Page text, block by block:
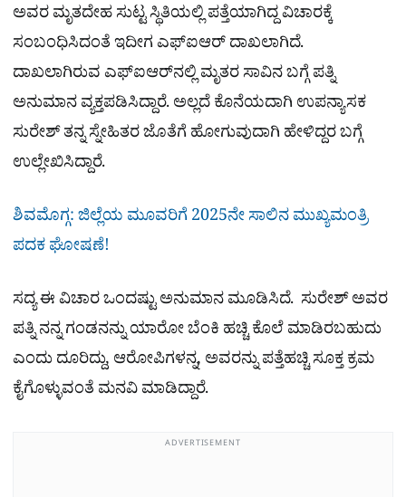
ಅವರ ಮೃತದೇಹ ಸುಟ್ಟ ಸ್ಥಿತಿಯಲ್ಲಿ ಪತ್ತೆಯಾಗಿದ್ದ ವಿಚಾರಕ್ಕೆ
ಸಂಬಂಧಿಸಿದಂತೆ ಇದೀಗ ಎಫ್​ಐಆರ್ ದಾಖಲಾಗಿದೆ.
ದಾಖಲಾಗಿರುವ ಎಫ್​ಐಆರ್​ನಲ್ಲಿ ಮೃತರ ಸಾವಿನ ಬಗ್ಗೆ ಪತ್ನಿ
ಅನುಮಾನ ವ್ಯಕ್ತಪಡಿಸಿದ್ದಾರೆ. ಅಲ್ಲದೆ ಕೊನೆಯದಾಗಿ ಉಪನ್ಯಾಸಕ
ಸುರೇಶ್​ ತನ್ನ ಸ್ನೇಹಿತರ ಜೊತೆಗೆ ಹೋಗುವುದಾಗಿ ಹೇಳಿದ್ದರ ಬಗ್ಗೆ
ಉಲ್ಲೇಖಿಸಿದ್ದಾರೆ.
ಶಿವಮೊಗ್ಗ: ಜಿಲ್ಲೆಯ ಮೂವರಿಗೆ 2025ನೇ ಸಾಲಿನ ಮುಖ್ಯಮಂತ್ರಿ
ಪದಕ ಘೋಷಣೆ!
ಸದ್ಯ ಈ ವಿಚಾರ ಒಂದಷ್ಟು ಅನುಮಾನ ಮೂಡಿಸಿದೆ. ಸುರೇಶ್ ಅವರ
ಪತ್ನಿ ನನ್ನ ಗಂಡನನ್ನು ಯಾರೋ ಬೆಂಕಿ ಹಚ್ಚಿ ಕೊಲೆ ಮಾಡಿರಬಹುದು
ಎಂದು ದೂರಿದ್ದು, ಆರೋಪಿಗಳನ್ನ, ಅವರನ್ನು ಪತ್ತೆಹಚ್ಚಿ ಸೂಕ್ತ ಕ್ರಮ
ಕೈಗೊಳ್ಳುವಂತೆ ಮನವಿ ಮಾಡಿದ್ದಾರೆ.
ADVERTISEMENT